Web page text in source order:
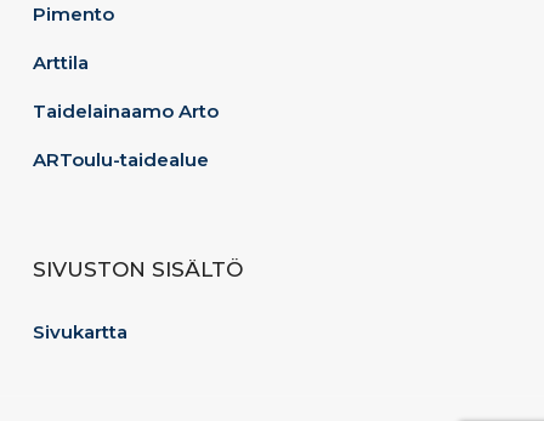
Pimento
Arttila
Taidelainaamo Arto
ARToulu-taidealue
SIVUSTON SISÄLTÖ
Sivukartta